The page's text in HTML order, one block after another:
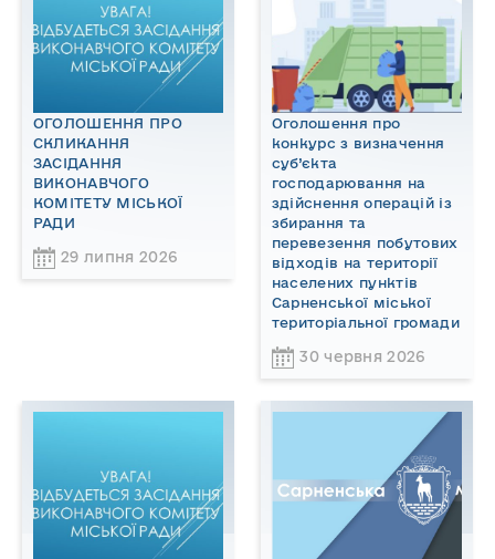
ОГОЛОШЕННЯ ПРО
СКЛИКАННЯ
ЗАСІДАННЯ
ВИКОНАВЧОГО
КОМІТЕТУ МІСЬКОЇ
РАДИ
29 липня 2026
Оголошення про
конкурс з визначення
суб’єкта
господарювання на
здійснення операцій із
збирання та
перевезення побутових
відходів на території
населених пунктів
Сарненської міської
територіальної громади
30 червня 2026